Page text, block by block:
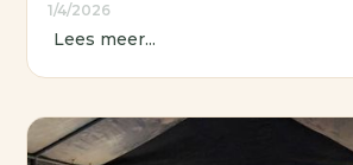
1/4/2026
Lees meer...